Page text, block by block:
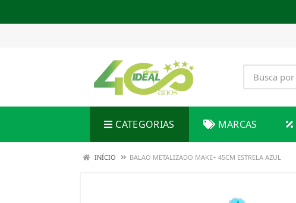
CATEGORIAS MARCAS
INÍCIO BALAO METALIZADO MAKE+ 45CM ESTRELA AZUL